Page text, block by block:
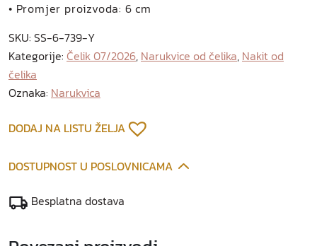
r
k
v
i
c
o
p
z
l
• Promjer proizvoda: 6 cm
SKU: SS-6-739-Y
Kategorije: Čelik 07/2026, Narukvice od čelika, Nakit od
čelika
Oznaka: Narukvica
DODAJ NA LISTU ŽELJA
DOSTUPNOST U POSLOVNICAMA
Besplatna dostava